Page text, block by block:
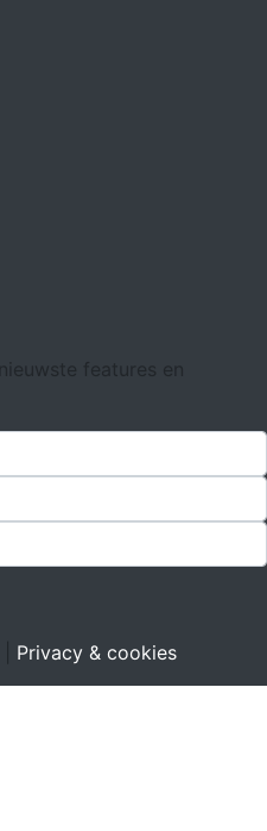
features en
Privacy & cookies